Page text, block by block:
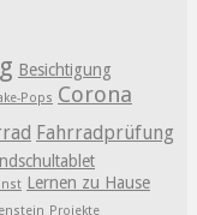
Besichtigung
Pops Corona
Fahrradprüfung
Lernen zu Hause
Projekte